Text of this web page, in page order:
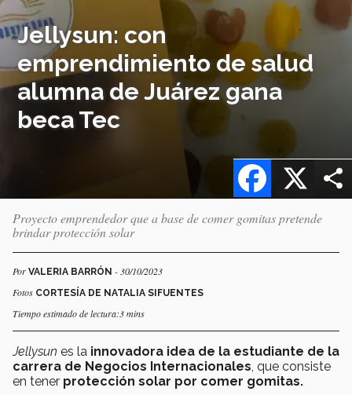
Jellysun: con
emprendimiento de salud
alumna de Juárez gana
beca Tec
X
Facebook
Proyecto emprendedor que a base de comer gomitas pretende
brindar protección solar
Por VALERIA BARRÓN - 30/10/2023
Fotos CORTESÍA DE NATALIA SIFUENTES
Tiempo estimado de lectura:3 mins
Jellysun es la innovadora idea de la estudiante de la
carrera de Negocios Internacionales , que consiste
en tener protección solar por comer gomitas.